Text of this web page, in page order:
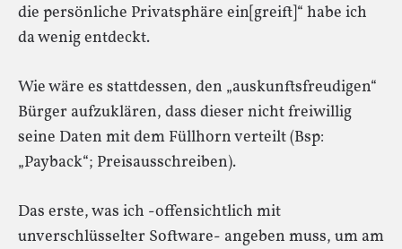
die persönliche Privatsphäre ein[greift]“ habe ich
da wenig entdeckt.
Wie wäre es stattdessen, den „auskunftsfreudigen“
Bürger aufzuklären, dass dieser nicht freiwillig
seine Daten mit dem Füllhorn verteilt (Bsp:
„Payback“; Preisausschreiben).
Das erste, was ich -offensichtlich mit
unverschlüsselter Software- angeben muss, um am